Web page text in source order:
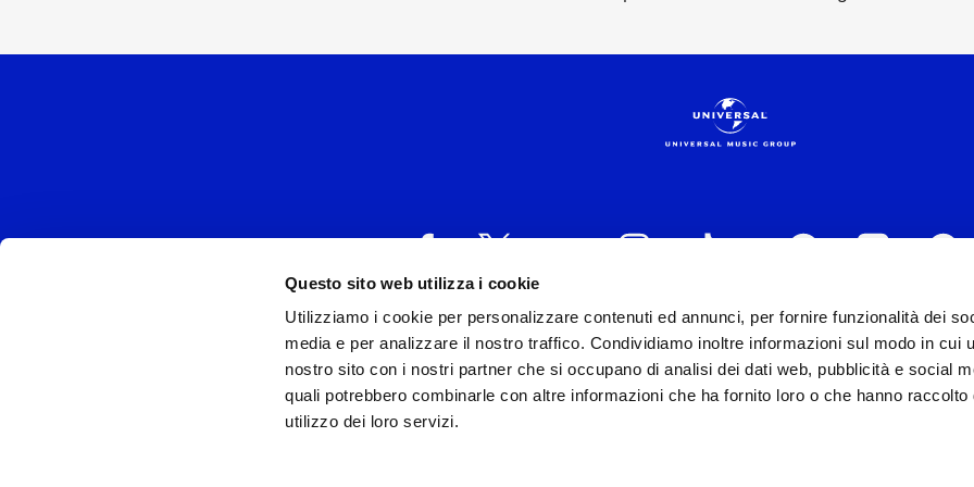
Questo sito web utilizza i cookie
Utilizziamo i cookie per personalizzare contenuti ed annunci, per fornire funzionalità dei
media e per analizzare il nostro traffico. Condividiamo inoltre informazioni sul modo in cui
nostro sito con i nostri partner che si occupano di analisi dei dati web, pubblicità e social
quali potrebbero combinarle con altre informazioni che ha fornito loro o che hanno raccolto
utilizzo dei loro servizi.
UNIVERSAL MUSIC ITALIA s.r.l. (Società con unico socio) | Via Nervesa,
P.IVA IT03802730154 Iscritta al REA di Milano con il numero 966135 in
Capitale sociale Euro 2.000.000 interamente versato.
Universal Music Italia, nel rispetto delle best practices in tema di corporate compliance ed al fine di
si è dotata di un modello di gestione e organizzazione ex d.lgs. 231/2001 e